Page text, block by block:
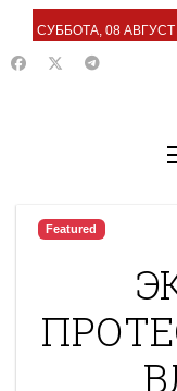
СУББОТА, 08 АВГУСТ
Featured